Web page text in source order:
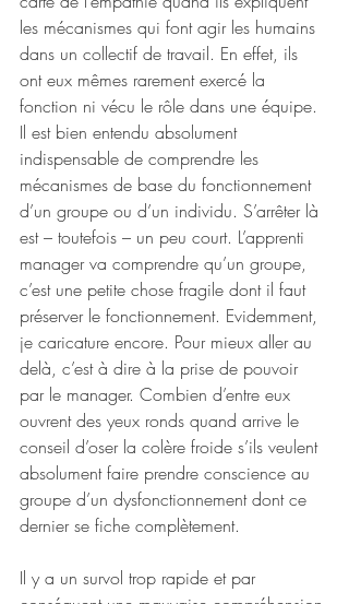
les mécanismes qui font agir les humains
dans un collectif de travail. En effet, ils
ont eux mêmes rarement exercé la
fonction ni vécu le rôle dans une équipe.
Il est bien entendu absolument
indispensable de comprendre les
mécanismes de base du fonctionnement
d’un groupe ou d’un individu. S’arrêter là
est – toutefois – un peu court. L’apprenti
manager va comprendre qu’un groupe,
c’est une petite chose fragile dont il faut
préserver le fonctionnement. Evidemment,
je caricature encore. Pour mieux aller au
delà, c’est à dire à la prise de pouvoir
par le manager. Combien d’entre eux
ouvrent des yeux ronds quand arrive le
conseil d’oser la colère froide s’ils veulent
absolument faire prendre conscience au
groupe d’un dysfonctionnement dont ce
dernier se fiche complètement.
Il y a un survol trop rapide et par